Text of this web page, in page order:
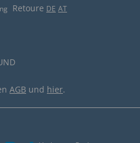
Retoure DE AT
AGB und hier.